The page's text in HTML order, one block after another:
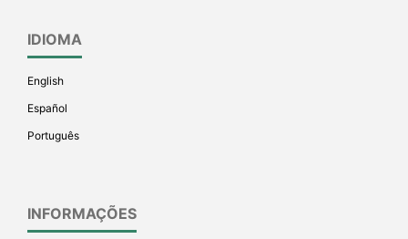
IDIOMA
English
Español
Português
INFORMAÇÕES